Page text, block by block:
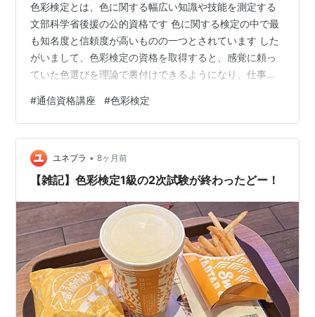
色彩検定とは、色に関する幅広い知識や技能を測定する
文部科学省後援の公的資格です 色に関する検定の中で最
も知名度と信頼度が高いものの一つとされています した
がいまして、色彩検定の資格を取得すると、感覚に頼っ
ていた色選びを理論で裏付けできるようになり、仕事か
持って「心地よい空間や装い」を提案・実現できる 心の
健康と環境のコントロール（色彩心理の活用） 社会的貢
献と視野の拡大（ユニバーサルデザイン） キャリアの柔
軟性と自己成長 自信を持って「心地よい空間や装い」を
提案・実現できる １．センスの言語化: 「なんとなく良
#通信資格講座 #色彩検定
ユネプラ • 8ヶ月前
【雑記】色彩検定1級の2次試験が終わったどー！